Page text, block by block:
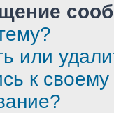
или
к